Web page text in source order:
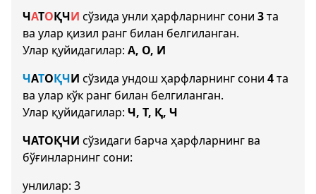
ЧАТОҚЧИ сўзида унли ҳарфларнинг сони 3та
ва улар қизил ранг билан белгиланган.
Улар қуйидагилар: А, О, И
ЧАТОҚЧИ сўзида ундош ҳарфларнинг сони 4та
ва улар кўк ранг билан белгиланган.
Улар қуйидагилар: Ч, Т, Қ, Ч
ЧАТОҚЧИ сўзидаги барча ҳарфларнинг ва
бўғинларнинг сони:
унлилар: 3